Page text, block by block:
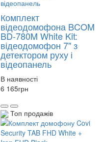
Комплект
відеодомофона BCOM
BD-780M White Kit:
відеодомофон 7" з
детектором руху і
відеопанель
В наявності
6 165грн
Топ продажів